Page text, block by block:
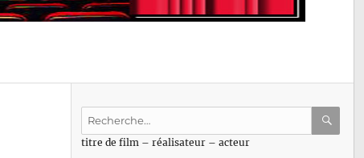
Recherche
:titre de film – réalisateur – acteur